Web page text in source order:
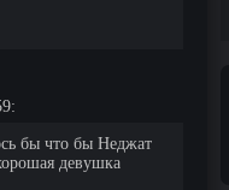
бы что бы Неджат
девушка